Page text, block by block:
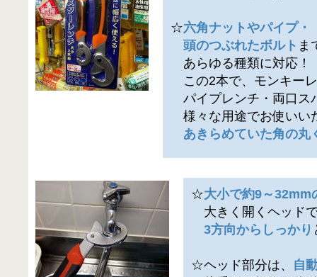
☆六角ナットやパイプ・
頭のつぶれたボルト ま
あらゆる種類に対応！
この2本で、モンキー
パイプレンチ・両口ス
様々な用途でお使いい
あきらめていた角の丸
☆大小で約9～32mm
大きく開くヘッド
3方向からしっかり
☆ヘッド部分は、 自